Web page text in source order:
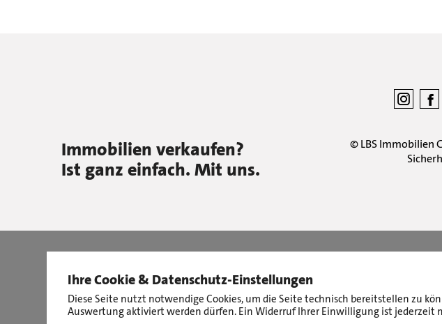
Immobilien verkaufen?
Ist ganz einfach. Mit uns.
©LBS Immobilien
Ihre Cookie & Datenschutz-Einstellungen
Diese Seite nutzt notwendige Cookies, um die Seite technisch bereitstellen zu
Auswertung aktiviert werden dürfen. Ein Widerruf Ihrer Einwilligung ist jederzeit